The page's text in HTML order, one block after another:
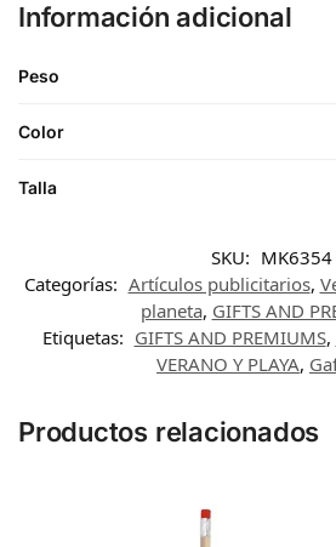
Información adicional
Peso
Color
Talla
SKU: MK6354
Categorías: Artículos publicitarios,
planeta, GIFTS AND
Etiquetas: GIFTS AND PREMIUMS,
VERANO Y PLAYA,
Productos relacionados